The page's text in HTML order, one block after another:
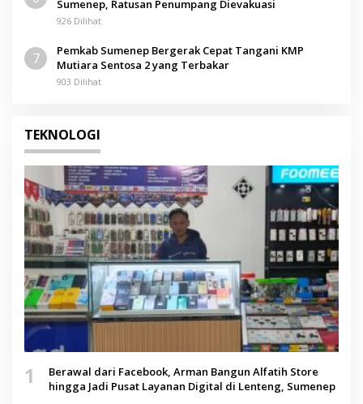
Sumenep, Ratusan Penumpang Dievakuasi
926 Dilihat
7
Pemkab Sumenep Bergerak Cepat Tangani KMP
Mutiara Sentosa 2 yang Terbakar
903 Dilihat
TEKNOLOGI
1
Berawal dari Facebook, Arman Bangun Alfatih Store
hingga Jadi Pusat Layanan Digital di Lenteng, Sumenep